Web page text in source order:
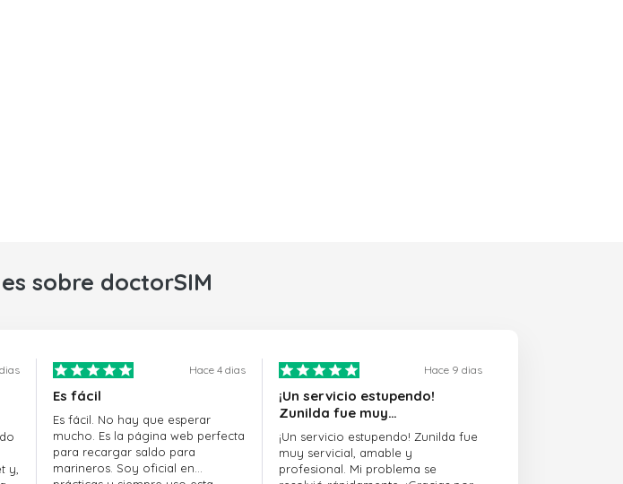
sobre doctorSIM
y,
Hace 4 dias
Es fácil
Es fácil. No hay que esperar
mucho. Es la página web perfecta
para recargar saldo para
marineros. Soy oficial en
Hace 9 dias
¡Un servicio estupendo!
Zunilda fue muy…
¡Un servicio estupendo! Zunilda fue
muy servicial, amable y
profesional. Mi problema se